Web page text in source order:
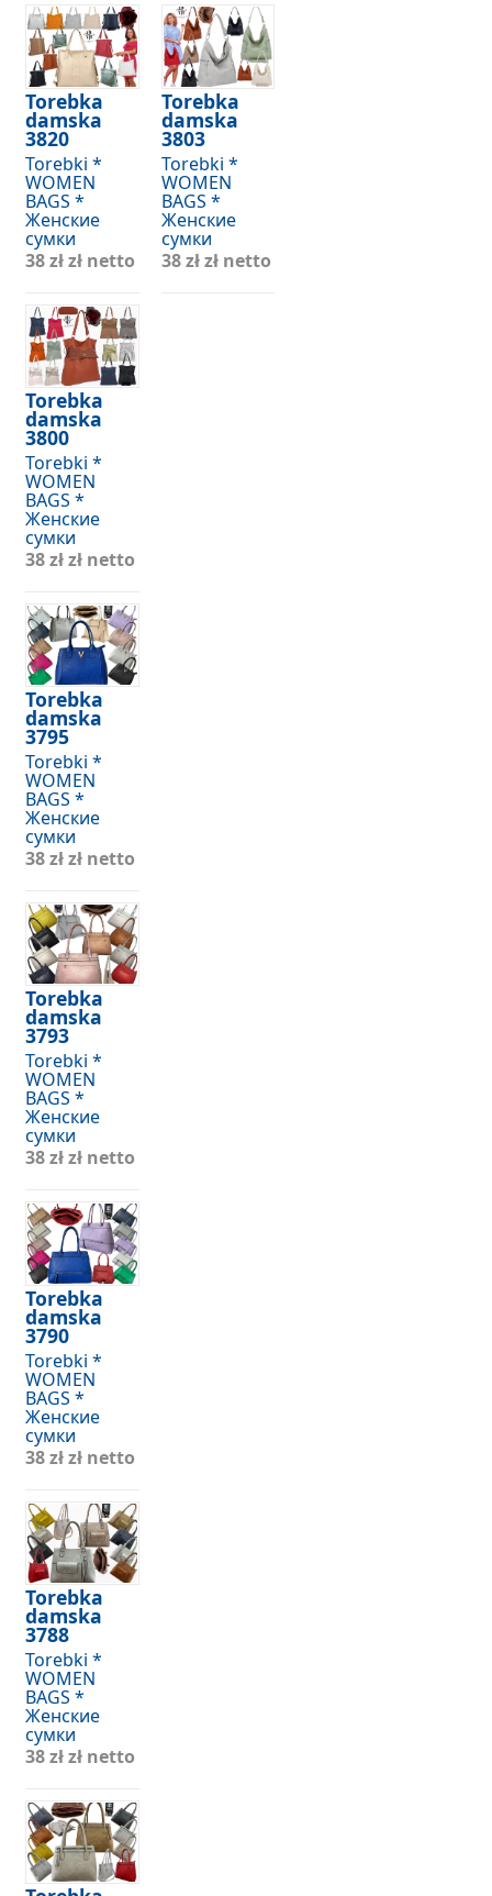
Torebka
damska
3820
Torebki *
WOMEN
BAGS *
Женские
сумки
38 złzł netto
Torebka
damska
3803
Torebki *
WOMEN
BAGS *
Женские
сумки
38 złzł netto
Torebka
damska
3800
Torebki *
WOMEN
BAGS *
Женские
сумки
38 złzł netto
Torebka
damska
3795
Torebki *
WOMEN
BAGS *
Женские
сумки
38 złzł netto
Torebka
damska
3793
Torebki *
WOMEN
BAGS *
Женские
сумки
38 złzł netto
Torebka
damska
3790
Torebki *
WOMEN
BAGS *
Женские
сумки
38 złzł netto
Torebka
damska
3788
Torebki *
WOMEN
BAGS *
Женские
сумки
38 złzł netto